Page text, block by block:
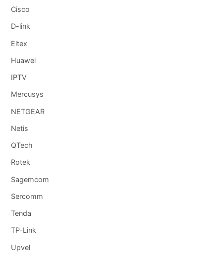
Cisco
D-link
Eltex
Huawei
IPTV
Mercusys
NETGEAR
Netis
QTech
Rotek
Sagemcom
Sercomm
Tenda
TP-Link
Upvel